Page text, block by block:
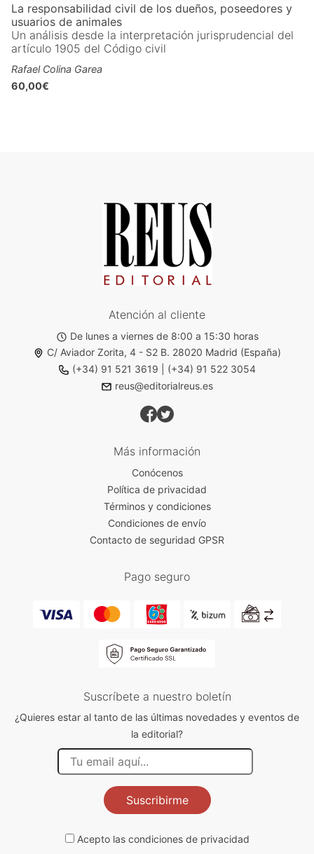
La responsabilidad civil de los dueños, poseedores y
usuarios de animales
Un análisis desde la interpretación jurisprudencial del
artículo 1905 del Código civil
Rafael Colina Garea
60,00€
Atención al cliente
De lunes a viernes de 8:00 a 15:30 horas
C/ Aviador Zorita, 4 - S2 B. 28020 Madrid (España)
(+34) 91 521 3619
(+34) 91 522 3054
reus@editorialreus.es
Más información
Conócenos
Política de privacidad
Términos y condiciones
Condiciones de envío
Contacto de seguridad GPSR
Pago seguro
Suscríbete a nuestro boletín
¿Quieres estar al tanto de las últimas novedades y eventos de
la editorial?
Suscribirme
Acepto las condiciones de privacidad